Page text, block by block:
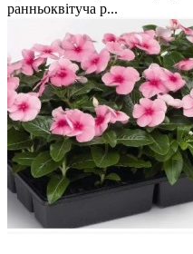
ранньоквітуча р...